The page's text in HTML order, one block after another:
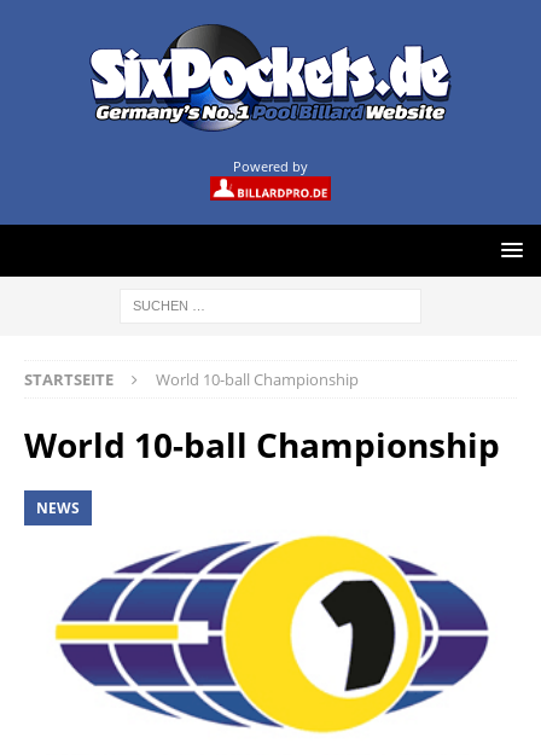
Powered by
STARTSEITE World 10-ball Championship
World 10-ball Championship
NEWS